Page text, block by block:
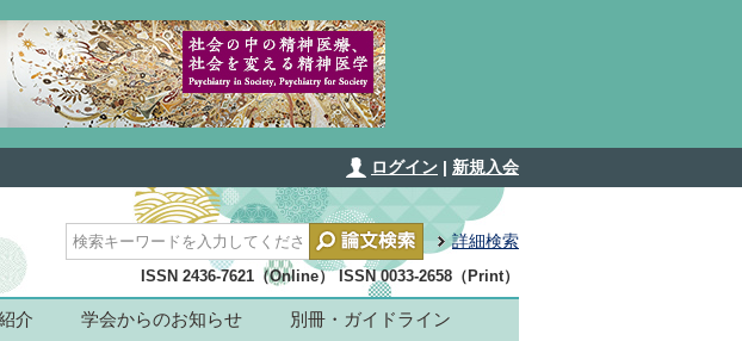
ログイン | 新規入会
詳細検索
ISSN 2436-7621（Online） ISSN 0033-2658（Print）
介 学会からのお知らせ 別冊・ガイドライン